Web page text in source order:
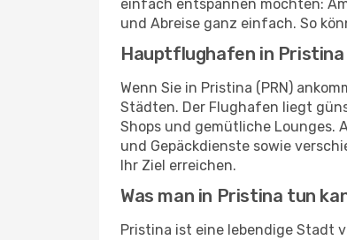
einfach entspannen möchten:
und Abreise ganz einfach. So
Hauptflughafen in Pristina
Wenn Sie in Pristina (PRN)
Städten. Der Flughafen liegt
Shops und gemütliche Lounges.
und Gepäckdienste sowie
Ihr Ziel erreichen.
Was man in Pristina tun
Pristina ist eine lebendige Stadt